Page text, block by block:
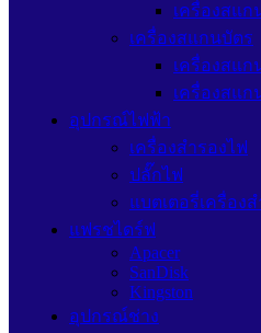
เครื่องสแก
เครื่องสแกนบัตร
เครื่องสแก
เครื่องสแก
อุปกรณ์ไฟฟ้า
เครื่องสำรองไฟ
ปลั๊กไฟ
แบตเตอรี่เครื่อง
แฟรชไดร์ฟ
Apacer
SanDisk
Kingston
อุปกรณ์ช่าง